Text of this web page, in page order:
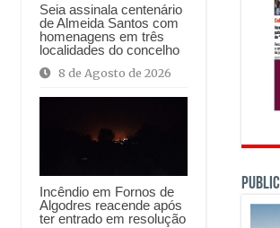
Seia assinala centenário
de Almeida Santos com
homenagens em três
localidades do concelho
8 de Agosto de 2026
Incêndio em Fornos de
Algodres reacende após
ter entrado em resolução